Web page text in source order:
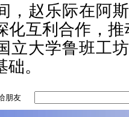
，赵乐际在阿
化互利合作，推
立大学鲁班工
。
朋友